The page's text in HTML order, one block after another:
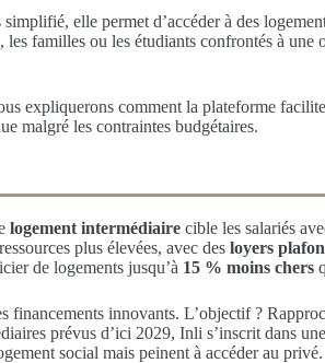
elle permet d’accéder à des
familles ou les étudiants confrontés à une
expliquerons comment la plateforme
malgré les contraintes budgétaires.
logement intermédiaire cible les salariés
plus élevées, avec des loyers
de logements jusqu’à 15 % moins chers
financements innovants. L’objectif ?
prévus d’ici 2029, Inli s’inscrit dans
social mais peinent à accéder au privé.